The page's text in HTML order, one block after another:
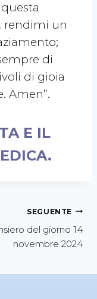
rendimi un
di
di gioia
Amen”.
E IL
SEGUENTE
del giorno 14
novembre 2024